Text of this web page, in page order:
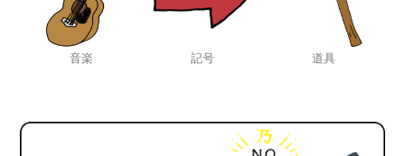
音楽 記号 道具